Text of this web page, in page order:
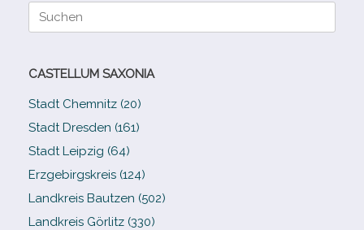
Suche
CASTELLUM SAXONIA
Stadt Chemnitz (20)
Stadt Dresden (161)
Stadt Leipzig (64)
Erzgebirgskreis (124)
Landkreis Bautzen (502)
Landkreis Görlitz (330)